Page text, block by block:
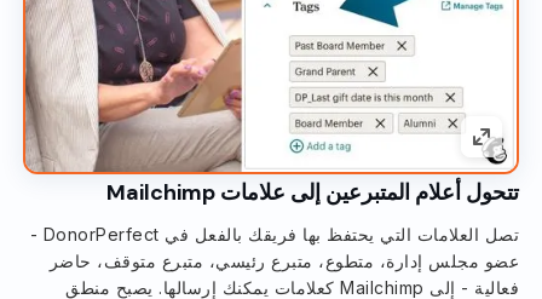
تتحول أعلام المتبرعين إلى علامات Mailchimp
تصل العلامات التي يحتفظ بها فريقك بالفعل في DonorPerfect -
عضو مجلس إدارة، متطوع، متبرع رئيسي، متبرع متوقف، حاضر
فعالية - إلى Mailchimp كعلامات يمكنك إرسالها. يصبح منطق